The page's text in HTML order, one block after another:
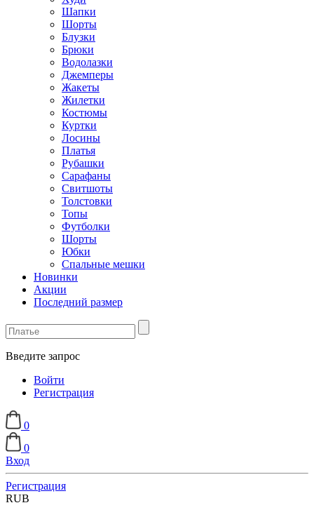
Шапки
Шорты
Блузки
Брюки
Водолазки
Джемперы
Жакеты
Жилетки
Костюмы
Куртки
Лосины
Платья
Рубашки
Сарафаны
Свитшоты
Толстовки
Топы
Футболки
Шорты
Юбки
Спальные мешки
Новинки
Акции
Последний размер
Введите запрос
Войти
Регистрация
0
0
Вход
Регистрация
RUB